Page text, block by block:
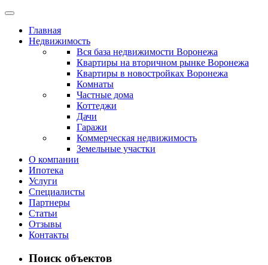
Главная
Недвижимость
Вся база недвижимости Воронежа
Квартиры на вторичном рынке Воронежа
Квартиры в новостройках Воронежа
Комнаты
Частные дома
Коттеджи
Дачи
Гаражи
Коммерческая недвижимость
Земельные участки
О компании
Ипотека
Услуги
Специалисты
Партнеры
Статьи
Отзывы
Контакты
Поиск объектов